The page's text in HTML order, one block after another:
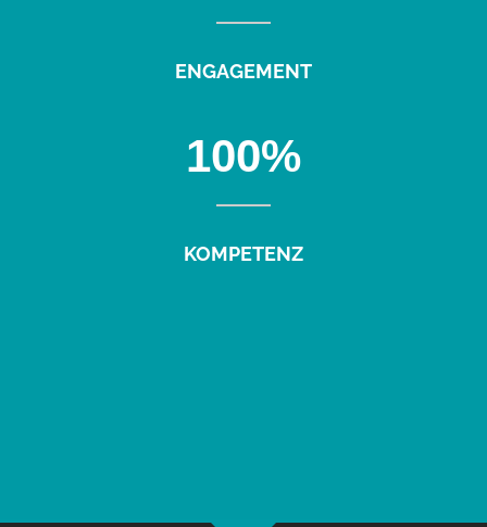
ENGAGEMENT
100%
KOMPETENZ